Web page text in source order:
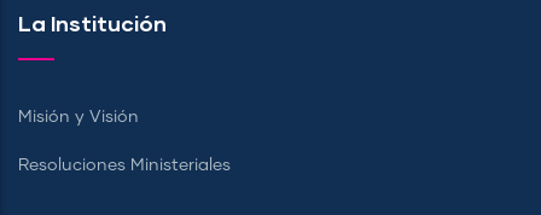
La Institución
Misión y Visión
Resoluciones Ministeriales